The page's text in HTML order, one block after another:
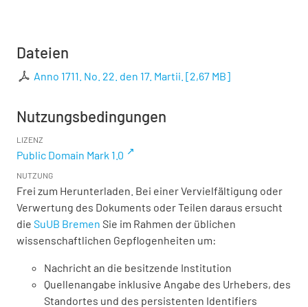
Dateien
Anno 1711. No. 22. den 17. Martii. [2,67 MB]
Nutzungsbedingungen
LIZENZ
Public Domain Mark 1.0
NUTZUNG
Frei zum Herunterladen. Bei einer Vervielfältigung oder
Verwertung des Dokuments oder Teilen daraus ersucht
die SuUB Bremen Sie im Rahmen der üblichen
wissenschaftlichen Gepflogenheiten um:
Nachricht an die besitzende Institution
Quellenangabe inklusive Angabe des Urhebers, des
Standortes und des persistenten Identifiers